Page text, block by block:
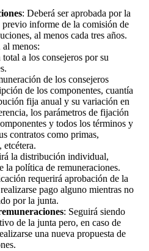
: Deberá ser aprobada por la
informe de la comisión de
al menos cada tres años.
menos:
a los consejeros por su
de los consejeros
de los componentes, cuantía
fija anual y su variación en
los parámetros de fijación
y todos los términos y
contratos como primas,
etcétera.
la distribución individual,
la política de remuneraciones.
requerirá aprobación de la
pago alguno mientras no
por la junta.
: Seguirá siendo
de la junta pero, en caso de
una nueva propuesta de